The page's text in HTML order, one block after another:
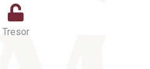
Tresor